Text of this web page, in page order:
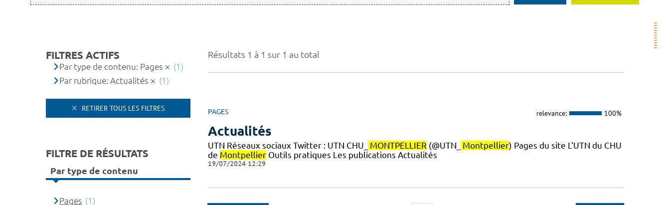
Résultats 1 à 1 sur 1 au total
PAGES relevance: 100%
Actualités
UTN Réseaux sociaux Twitter : UTN CHU_ MONTPELLIER (@UTN_ Montpellier) Pages du site L'UTN du CHU
de MontpellierOutils pratiques Les publications Actualités
19/07/2024 12:29
FILTRES ACTIFS
Par type de contenu: Pages
(1)
Par rubrique: Actualités
(1)
RETIRER TOUS LES FILTRES
FILTRE DE RÉSULTATS
Par type de contenu
Pages (1)